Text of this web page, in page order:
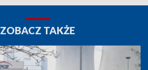
ZOBACZ TAKŻE